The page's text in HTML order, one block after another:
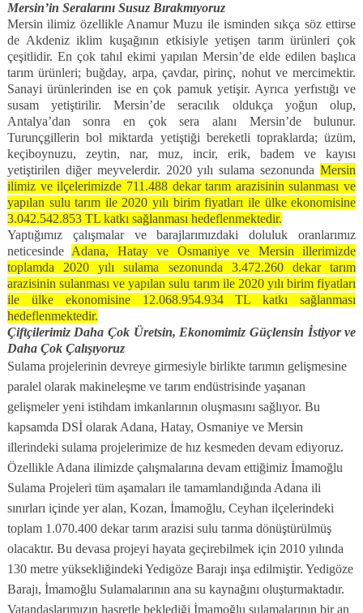
Mersin’in Seralarını Susuz Bırakmıyoruz
Mersin ilimiz özellikle Anamur Muzu ile isminden sıkça söz ettirse
de Akdeniz iklim kuşağının etkisiyle yetişen tarım ürünleri çok
çeşitlidir. En çok tahıl ekimi yapılan Mersin’de elde edilen başlıca
tarım ürünleri; buğday, arpa, çavdar, pirinç, nohut ve mercimektir.
Sanayi ürünlerinden ise en çok pamuk yetişir. Ayrıca yerfıstığı ve
susam yetiştirilir. Mersin’de seracılık oldukça yoğun olup,
Antalya’dan sonra en çok sera alanı Mersin’de bulunur.
Turunçgillerin bol miktarda yetiştiği bereketli topraklarda; üzüm,
keçiboynuzu, zeytin, nar, muz, incir, erik, badem ve kayısı
yetiştirilen diğer meyvelerdir. 2020 yılı sulama sezonundaMersin
ilimiz ve ilçelerimizde 711.488 dekar tarım arazisinin sulanması ve
yapılan sulu tarım ile 2020 yılı birim fiyatları ile ülke ekonomisine
3.042.542.853 TL katkı sağlanması hedeflenmektedir.
Yaptığımız çalışmalar ve barajlarımızdaki doluluk oranlarımız
neticesinde Adana, Hatay ve Osmaniye ve Mersin illerimizde
toplamda 2020 yılı sulama sezonunda 3.472.260 dekar tarım
arazisinin sulanması ve yapılan sulu tarım ile 2020 yılı birim fiyatları
ile ülke ekonomisine 12.068.954.934 TL katkı sağlanması
hedeflenmektedir.
Çiftçilerimiz Daha Çok Üretsin, Ekonomimiz Güçlensin İstiyor ve
Daha Çok Çalışıyoruz
Sulama projelerinin devreye girmesiyle birlikte tarımın gelişmesine
paralel olarak makineleşme ve tarım endüstrisinde yaşanan
gelişmeler yeni istihdam imkanlarının oluşmasını sağlıyor. Bu
kapsamda DSİ olarak Adana, Hatay, Osmaniye ve Mersin
illerindeki sulama projelerimize de hız kesmeden devam ediyoruz.
Özellikle Adana ilimizde çalışmalarına devam ettiğimiz İmamoğlu
Sulama Projeleri tüm aşamaları ile tamamlandığında Adana ili
sınırları içinde yer alan, Kozan, İmamoğlu, Ceyhan ilçelerindeki
toplam 1.070.400 dekar tarım arazisi sulu tarıma dönüştürülmüş
olacaktır. Bu devasa projeyi hayata geçirebilmek için 2010 yılında
130 metre yüksekliğindeki Yedigöze Barajı inşa edilmiştir. Yedigöze
Barajı, İmamoğlu Sulamalarının ana su kaynağını oluşturmaktadır.
Vatandaşlarımızın hasretle beklediği İmamoğlu sulamalarının bir an